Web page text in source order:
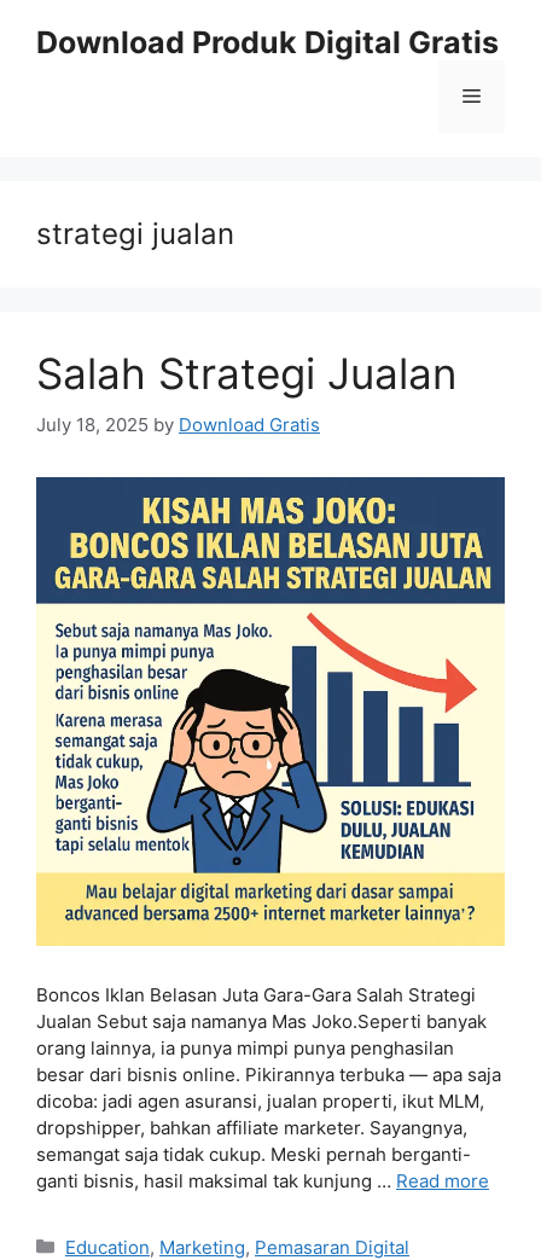
Download Produk Digital Gratis
Menu
strategi jualan
Salah Strategi Jualan
July 18, 2025 by Download Gratis
Boncos Iklan Belasan Juta Gara-Gara Salah Strategi
Jualan Sebut saja namanya Mas Joko.Seperti banyak
orang lainnya, ia punya mimpi punya penghasilan
besar dari bisnis online. Pikirannya terbuka — apa saja
dicoba: jadi agen asuransi, jualan properti, ikut MLM,
dropshipper, bahkan affiliate marketer. Sayangnya,
semangat saja tidak cukup. Meski pernah berganti-
ganti bisnis, hasil maksimal tak kunjung … Read more
Categories
Education, Marketing, Pemasaran Digital